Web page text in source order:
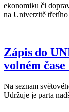
ekonomiku či
na Univerzitě
Zápis do
volném
Na seznam
Udržuje je parta